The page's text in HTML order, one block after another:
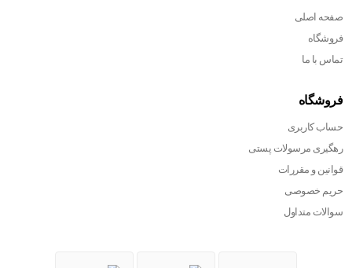
صفحه اصلی
فروشگاه
تماس با ما
فروشگاه
حساب کاربری
رهگیری مرسولات پستی
قوانین و مقررات
حریم خصوصی
سوالات متداول